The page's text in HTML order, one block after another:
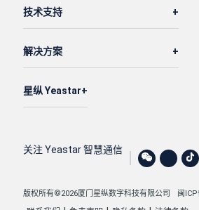
技术支持
解决方案
星纵 Yeastar
关注 Yeastar 智慧通信
版权所有©2026厦门星纵数字科技有限公司 闽